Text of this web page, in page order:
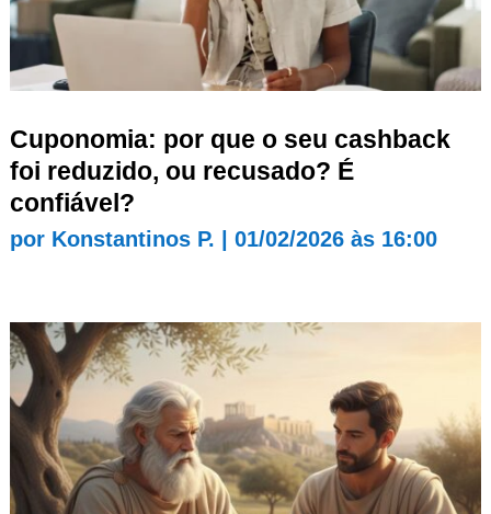
Cuponomia: por que o seu cashback
foi reduzido, ou recusado? É
confiável?
por Konstantinos P. 01/02/2026 às 16:00